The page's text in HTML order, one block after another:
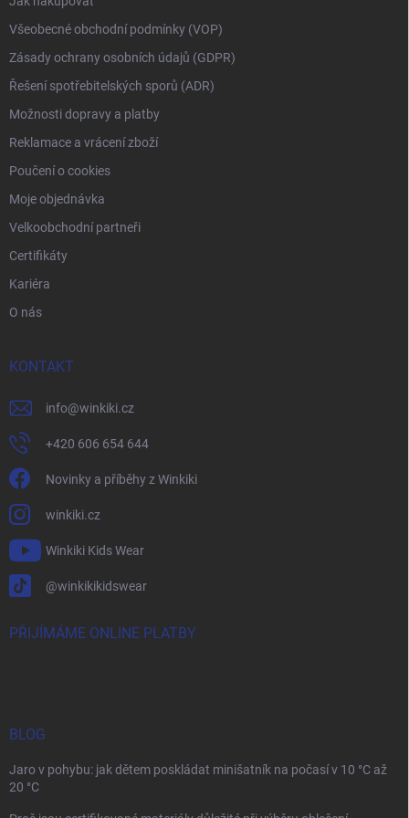
Všeobecné obchodní podmínky (VOP)
Zásady ochrany osobních údajů (GDPR)
Řešení spotřebitelských sporů (ADR)
Možnosti dopravy a platby
Reklamace a vrácení zboží
Poučení o cookies
Moje objednávka
Velkoobchodní partneři
Certifikáty
Kariéra
O nás
KONTAKT
info@winkiki.cz
+420 606 654 644
Novinky a příběhy z Winkiki
winkiki.cz
Winkiki Kids Wear
@winkikikidswear
PŘIJÍMÁME ONLINE PLATBY
BLOG
Jaro v pohybu: jak dětem poskládat minišatník na počasí v 10 °C až
20 °C